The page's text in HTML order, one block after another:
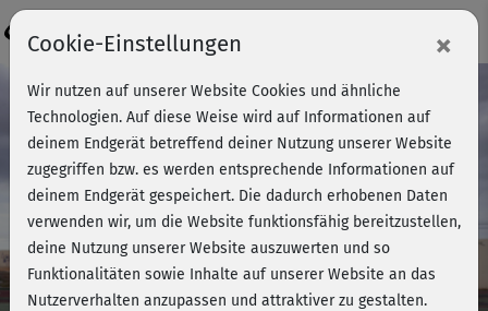
Cookie-Einstellungen ×
Wir nutzen auf unserer Website Cookies und ähnliche
Technologien. Auf diese Weise wird auf Informationen auf
deinem Endgerät betreffend deiner Nutzung unserer Website
zugegriffen bzw. es werden entsprechende Informationen auf
deinem Endgerät gespeichert. Die dadurch erhobenen Daten
verwenden wir, um die Website funktionsfähig bereitzustellen,
deine Nutzung unserer Website auszuwerten und so
Funktionalitäten sowie Inhalte auf unserer Website an das
Nutzerverhalten anzupassen und attraktiver zu gestalten.